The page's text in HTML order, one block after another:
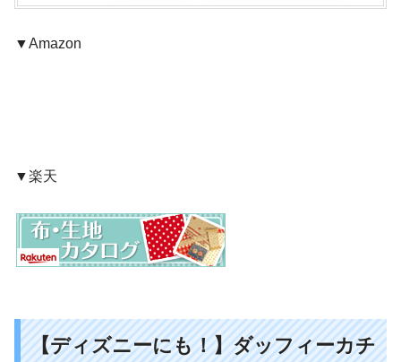
▼Amazon
▼楽天
【ディズニーにも！】ダッフィーカチ